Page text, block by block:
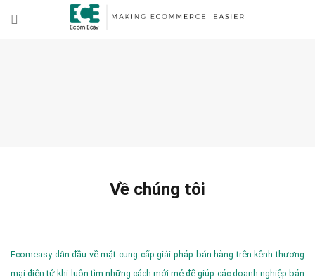
Về chúng tôi
Ecomeasy dẫn đầu về mặt cung cấp giải pháp bán hàng trên kênh thương
mại điện tử khi luôn tìm những cách mới mẻ để giúp các doanh nghiệp bán